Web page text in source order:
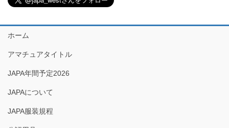
ホーム
アマチュアタイトル
JAPA年間予定2026
JAPAについて
JAPA服装規程